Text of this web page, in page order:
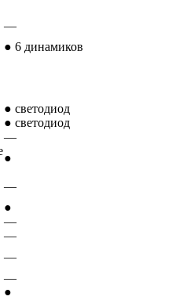
—
● 6 динамиков
● светодиод
● светодиод
—
●
—
●
—
—
—
—
●